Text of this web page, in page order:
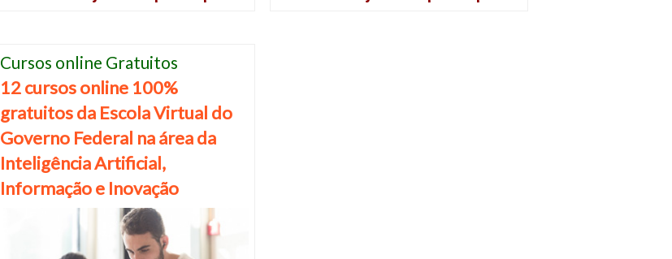
Cursos online Gratuitos
12 cursos online 100%
gratuitos da Escola Virtual do
Governo Federal na área da
Inteligência Artificial,
Informação e Inovação